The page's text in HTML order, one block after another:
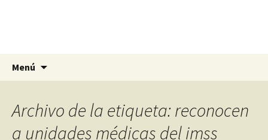
La Yunta de Tepic
La nueva opción en información
Menú
Archivo de la etiqueta: reconocen
a unidades médicas del imss